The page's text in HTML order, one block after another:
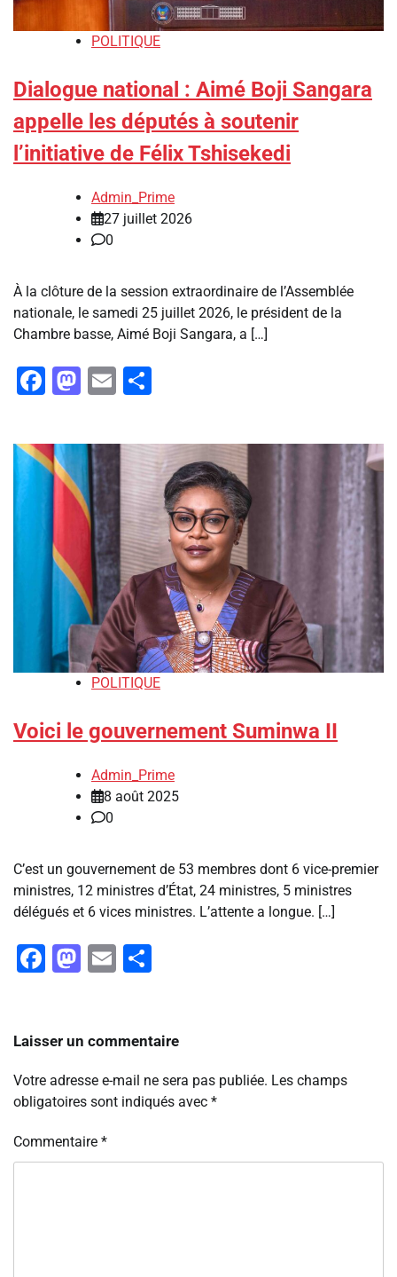
POLITIQUE
Dialogue national : Aimé Boji Sangara
appelle les députés à soutenir
l’initiative de Félix Tshisekedi
Admin_Prime
27 juillet 2026
0
À la clôture de la session extraordinaire de l’Assemblée
nationale, le samedi 25 juillet 2026, le président de la
Chambre basse, Aimé Boji Sangara, a […]
Facebook
Mastodon
Email
POLITIQUE
Voici le gouvernement Suminwa II
Admin_Prime
8 août 2025
0
C’est un gouvernement de 53 membres dont 6 vice-premier
ministres, 12 ministres d’État, 24 ministres, 5 ministres
délégués et 6 vices ministres. L’attente a longue. […]
Facebook
Mastodon
Email
Laisser un commentaire
Votre adresse e-mail ne sera pas publiée. Les champs
obligatoires sont indiqués avec *
Commentaire *